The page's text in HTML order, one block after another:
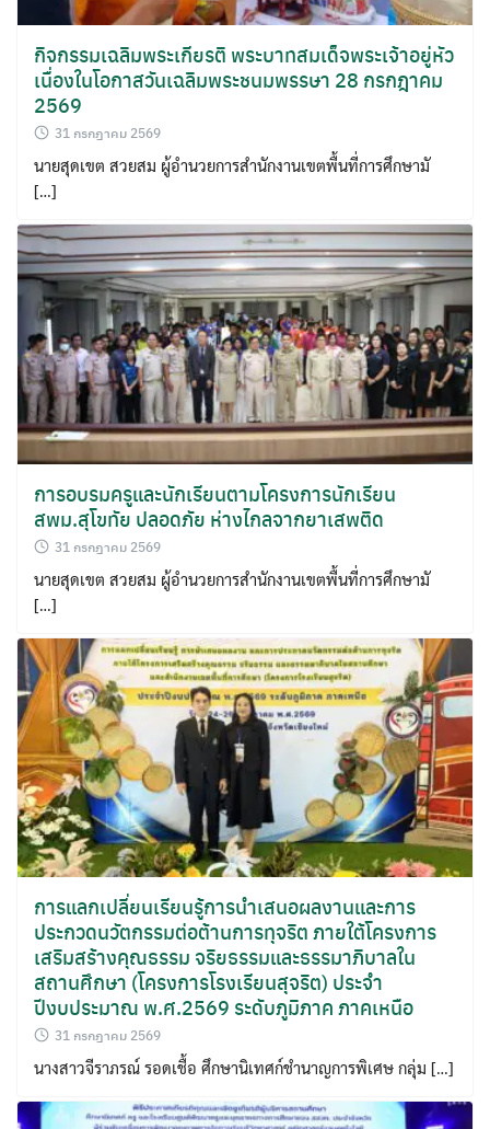
กิจกรรมเฉลิมพระเกียรติ พระบาทสมเด็จพระเจ้าอยู่หัว
เนื่องในโอกาสวันเฉลิมพระชนมพรรษา 28 กรกฎาคม
2569
31 กรกฎาคม 2569
นายสุดเขต สวยสม ผู้อำนวยการสำนักงานเขตพื้นที่การศึกษามั
[…]
การอบรมครูและนักเรียนตามโครงการนักเรียน
สพม.สุโขทัย ปลอดภัย ห่างไกลจากยาเสพติด
31 กรกฎาคม 2569
นายสุดเขต สวยสม ผู้อำนวยการสำนักงานเขตพื้นที่การศึกษามั
[…]
การแลกเปลี่ยนเรียนรู้การนำเสนอผลงานและการ
ประกวดนวัตกรรมต่อต้านการทุจริต ภายใต้โครงการ
เสริมสร้างคุณธรรม จริยธรรมและธรรมาภิบาลใน
สถานศึกษา (โครงการโรงเรียนสุจริต) ประจำ
ปีงบประมาณ พ.ศ.2569 ระดับภูมิภาค ภาคเหนือ
31 กรกฎาคม 2569
นางสาวจีราภรณ์ รอดเชื้อ ศึกษานิเทศก์ชำนาญการพิเศษ กลุ่ม […]